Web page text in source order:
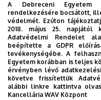
2026. szeptember 19.
ÁOK-
Az Általános
én, szombaton 11
ünnepségét a
és E-learning
élőben közvetíti az
ÜNNEPSÉG,
A Debreceni Egyetem
rendelkezésére bocsátott,
védelmét. Ezúton
2018. május 25. napjától
Adatvédelmi Rendelet
beépítette a GDPR
tevékenységébe. A
Egyetem korábban is teljes
érvényben lévő
követve frissítettük
alábbi linkre kattintva
Kancellária WAV Központ